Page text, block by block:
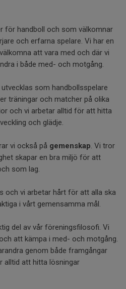
för handboll och som välkomnar
och erfarna spelare. Vi har en
att vara med och där vi
i både med- och motgång.
som handbollsspelare
träningar och matcher på olika
och vi arbetar alltid för att hitta
och glädje.
vi också på gemenskap. Vi tror
skapar en bra miljö för att
som lag.
och vi arbetar hårt för att alla ska
i vårt gemensamma mål.
del av vår föreningsfilosofi. Vi
att kämpa i med- och motgång.
genom både framgångar
alltid att hitta lösningar